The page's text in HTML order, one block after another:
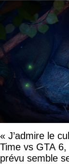
« J’admire le
Time vs GTA
prévu semble